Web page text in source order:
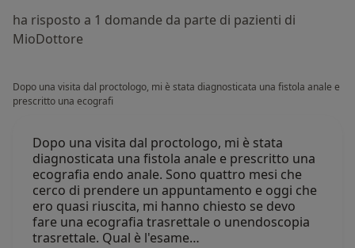
ha risposto a 1 domande da parte di pazienti di
MioDottore
Dopo una visita dal proctologo, mi è stata diagnosticata una fistola anale e
prescritto una ecografi
Dopo una visita dal proctologo, mi è stata
diagnosticata una fistola anale e prescritto una
ecografia endo anale. Sono quattro mesi che
cerco di prendere un appuntamento e oggi che
ero quasi riuscita, mi hanno chiesto se devo
fare una ecografia trasrettale o unendoscopia
trasrettale. Qual è l'esame…